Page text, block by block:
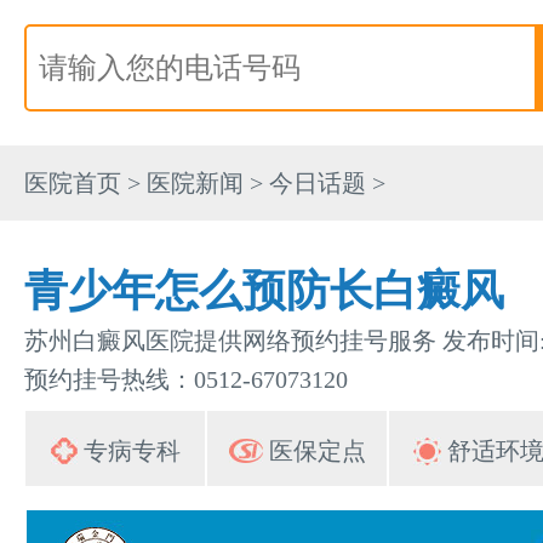
医院首页 > 医院新闻 > 今日话题 >
青少年怎么预防长白癜风
苏州白癜风医院提供网络预约挂号服务 发布时间
预约挂号热线：0512-67073120
专病专科 医保定点 舒适环境